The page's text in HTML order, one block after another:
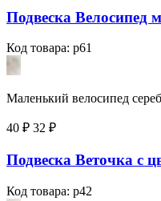
Подвеска Велосипед
Код товара: p61
Маленький велосипед
40 ₽ 32 ₽
Подвеска Веточка с
Код товара: p42